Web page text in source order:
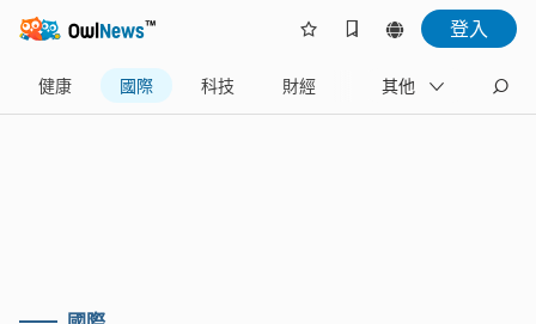
登入
健康 國際 科技 財經 生活
其他